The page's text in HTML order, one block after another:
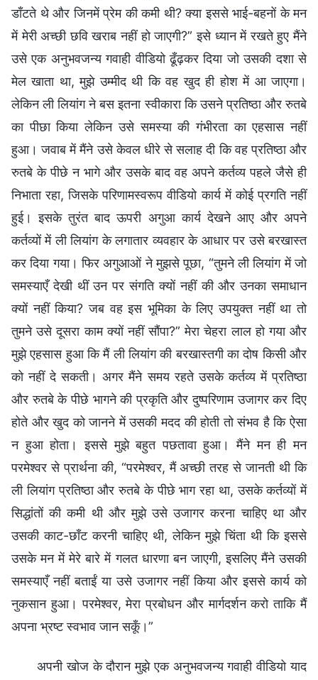
डाँटते थे और जिनमें प्रेम की कमी थी? क्या इससे भाई-बहनों के मन
में मेरी अच्छी छवि खराब नहीं हो जाएगी?” इसे ध्यान में रखते हुए मैंने
उसे एक अनुभवजन्य गवाही वीडियो ढूँढ़कर दिया जो उसकी दशा से
मेल खाता था, मुझे उम्मीद थी कि वह खुद ही होश में आ जाएगा।
लेकिन ली लियांग ने बस इतना स्वीकारा कि उसने प्रतिष्ठा और रुतबे
का पीछा किया लेकिन उसे समस्या की गंभीरता का एहसास नहीं
हुआ। जवाब में मैंने उसे केवल धीरे से सलाह दी कि वह प्रतिष्ठा और
रुतबे के पीछे न भागे और उसके बाद वह अपने कर्तव्य पहले जैसे ही
निभाता रहा, जिसके परिणामस्वरूप वीडियो कार्य में कोई प्रगति नहीं
हुई। इसके तुरंत बाद ऊपरी अगुआ कार्य देखने आए और अपने
कर्तव्यों में ली लियांग के लगातार व्यवहार के आधार पर उसे बरखास्त
कर दिया गया। फिर अगुआओं ने मुझसे पूछा, “तुमने ली लियांग में जो
समस्याएँ देखी थीं उन पर संगति क्यों नहीं की और उनका समाधान
क्यों नहीं किया? जब वह इस भूमिका के लिए उपयुक्त नहीं था तो
तुमने उसे दूसरा काम क्यों नहीं सौंपा?” मेरा चेहरा लाल हो गया और
मुझे एहसास हुआ कि मैं ली लियांग की बरखास्तगी का दोष किसी और
को नहीं दे सकती। अगर मैंने समय रहते उसके कर्तव्य में प्रतिष्ठा
और रुतबे के पीछे भागने की प्रकृति और दुष्परिणाम उजागर कर दिए
होते और खुद को जानने में उसकी मदद की होती तो संभव है कि ऐसा
न हुआ होता। इससे मुझे बहुत पछतावा हुआ। मैंने मन ही मन
परमेश्वर से प्रार्थना की, “परमेश्वर, मैं अच्छी तरह से जानती थी कि
ली लियांग प्रतिष्ठा और रुतबे के पीछे भाग रहा था, उसके कर्तव्यों में
सिद्धांतों की कमी थी और मुझे उसे उजागर करना चाहिए था और
उसकी काट-छाँट करनी चाहिए थी, लेकिन मुझे चिंता थी कि इससे
उसके मन में मेरे बारे में गलत धारणा बन जाएगी, इसलिए मैंने उसकी
समस्याएँ नहीं बताईं या उसे उजागर नहीं किया और इससे कार्य को
नुकसान हुआ। परमेश्वर, मेरा प्रबोधन और मार्गदर्शन करो ताकि मैं
अपना भ्रष्ट स्वभाव जान सकूँ।”
अपनी खोज के दौरान मुझे एक अनुभवजन्य गवाही वीडियो याद